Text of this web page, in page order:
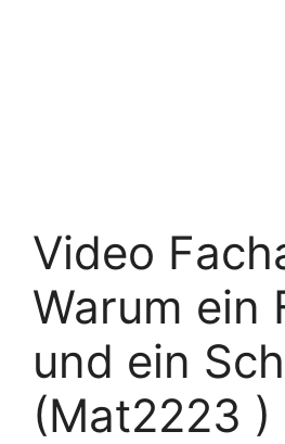
Video
Warum ein
und ein
(Mat2223 )